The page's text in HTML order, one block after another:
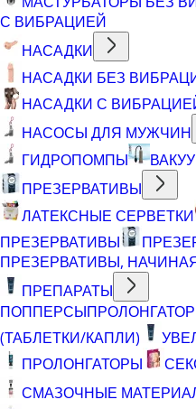
С ВИБРАЦИЕЙ
НАСАДКИ
НАСАДКИ БЕЗ
НАСАДКИ С
НАСОСЫ ДЛЯ МУЖЧИН
ГИДРОПОМПЫ
ПРЕЗЕРВАТИВЫ
ЛАТЕКСНЫЕ СЕРВЕТКИ
ПРЕЗЕРВАТИВЫ
ПРЕЗЕРВАТИВЫ,
ПРЕПАРАТЫ
ПОППЕРСЫ
(ТАБЛЕТКИ/КАПЛИ)
ПРОЛОНГАТОРЫ
СМАЗОЧНЫЕ